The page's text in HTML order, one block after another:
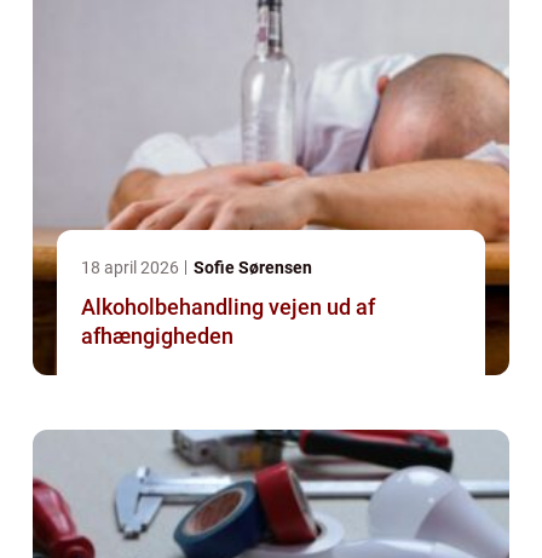
18 april 2026 Sofie Sørensen
Alkoholbehandling vejen ud af
afhængigheden